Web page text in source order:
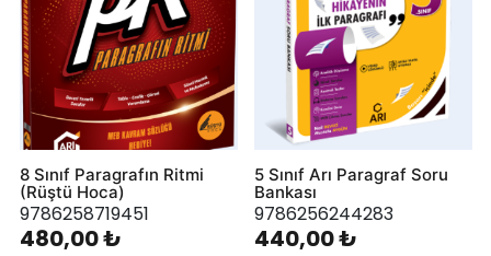
8 Sınıf Paragrafın Ritmi
(Rüştü Hoca)
9786258719451
480,00 ₺
5 Sınıf Arı Paragraf Soru
Bankası
9786256244283
440,00 ₺